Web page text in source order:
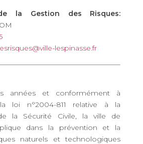
la Gestion des Risques:
lespinasse.fr
années et conformément à
loi n°2004-811 relative à la
la Sécurité Civile, la ville de
dans la prévention et la
naturels et technologiques